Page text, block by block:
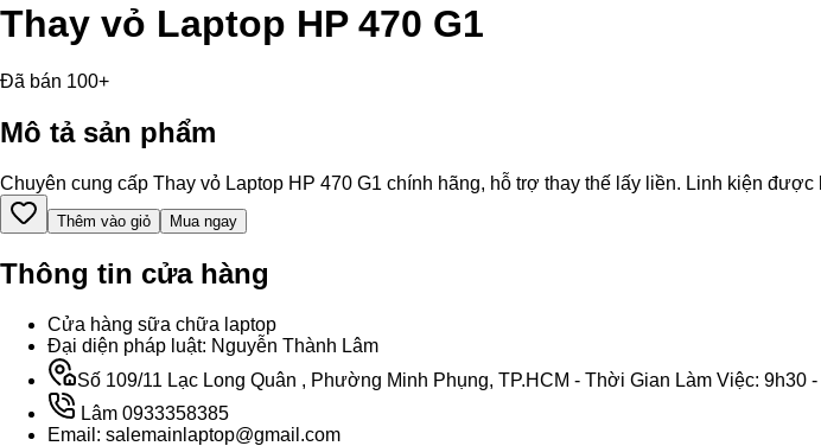
Thay vỏ Laptop HP 470 G1
Đã bán 100+
Mô tả sản phẩm
Chuyên cung cấp Thay vỏ Laptop HP 470 G1 chính hãng, hỗ trợ thay thế lấy liền. Linh kiện
Thêm vào giỏ Mua ngay
Thông tin cửa hàng
Cửa hàng sữa chữa laptop
Đại diện pháp luật: Nguyễn Thành Lâm
Số 109/11 Lạc Long Quân , Phường Minh Phụng, TP.HCM - Thời Gian Làm Việc: 9h30 -
Lâm 0933358385
Email: salemainlaptop@gmail.com